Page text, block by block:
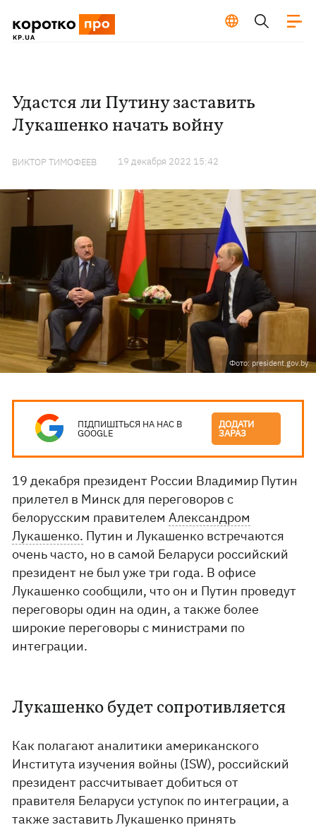
Удастся ли Путину заставить
Лукашенко начать войну
ВИКТОР ТИМОФЕЕВ 19 декабря 2022 15:42
Фото: president.gov.by
ПІДПИШІТЬСЯ НА НАС В
GOOGLE
ДОДАТИ
ЗАРАЗ
19 декабря президент России Владимир Путин
прилетел в Минск для переговоров с
белорусским правителемАлександром
Лукашенко. Путин и Лукашенко встречаются
очень часто, но в самой Беларуси российский
президент не был уже три года. В офисе
Лукашенко сообщили, что он и Путин проведут
переговоры один на один, а также более
широкие переговоры с министрами по
интеграции.
Лукашенко будет сопротивляется
Как полагают аналитики американского
Института изучения войны (ISW), российский
президент рассчитывает добиться от
правителя Беларуси уступок по интеграции, а
также заставить Лукашенко принять